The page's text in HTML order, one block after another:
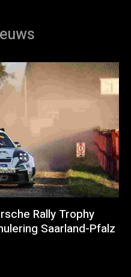
Rally Trophy
Saarland-Pfalz